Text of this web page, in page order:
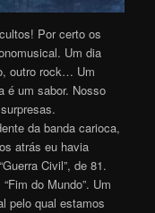
Por certo os
Um dia
outro rock… Um
é um sabor. Nosso
da banda carioca,
atrás eu havia
Civil”, de 81.
do Mundo”. Um
pelo qual estamos